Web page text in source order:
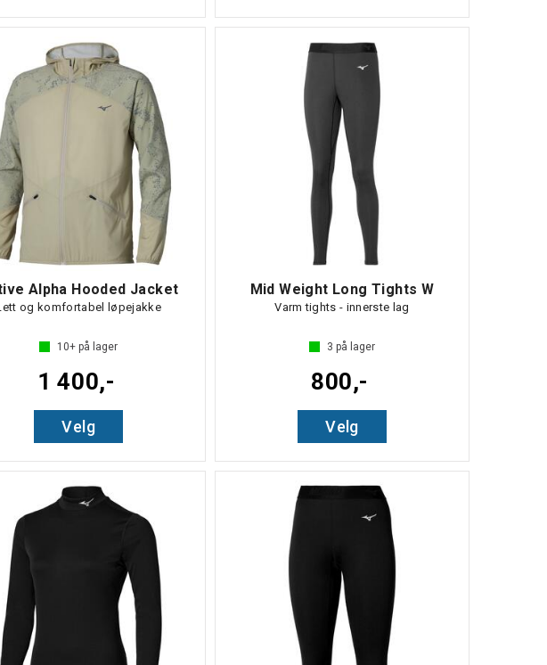
Alpha Hooded Jacket
og komfortabel løpejakke
10+ på lager
1 400,-
Velg
Mid Weight Long Tights W
Varm tights - innerste lag
3 på lager
800,-
Velg